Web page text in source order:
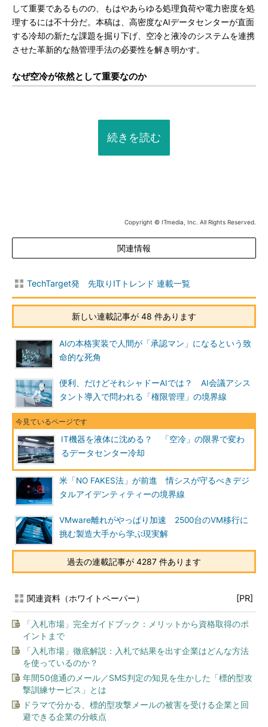
して重要であるものの、もはやあらゆる処理負荷や電力密度を処
理するには不十分だ。本稿は、高密度なAIデータセンターが直面
する冷却の新たな課題を掘り下げ、空冷と液冷のシステムを連携
させた革新的な熱管理手法の必要性を解き明かす。
なぜ空冷が依然として重要なのか
続きを読む
Copyright © ITmedia, Inc. All Rights Reserved.
関連情報
TechTarget発 先取りITトレンド 連載一覧
新しい連載記事が 48 件あります
AIの本格実装で人間が「承認マン」になるという致
命的な死角
便利、だけどそれシャドーAIでは？ AI会議アシス
タント導入で問われる「権限管理」の境界線
IT機器を液体に沈める？ 「空冷」の限界で変わ
るデータセンター冷却
米「NO FAKES法」が前進 情シスが守るべきデジ
タルアイデンティティーの境界線
VMware離れがやっぱり加速 2500台のVM移行に
挑む製造大手から学ぶ現実解
過去の連載記事が 4287 件あります
関連資料（ホワイトペーパー） [PR]
「入札市場」完全ガイドブック：メリットから資格取得のポ
イントまで
「入札市場」徹底解説：入札で結果を出す企業はどんな方法
を使っているのか？
年間50億通のメール／SMS判定の知見を生かした「標的型攻
撃訓練サービス」とは
ドラマで分かる、標的型攻撃メールの被害を受ける企業と回
避できる企業の分岐点